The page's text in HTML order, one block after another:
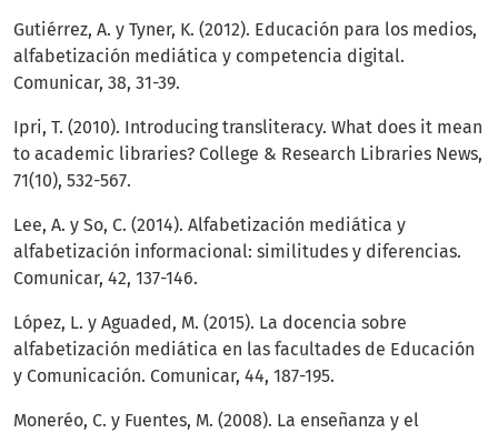
Gutiérrez, A. y Tyner, K. (2012). Educación para los medios,
alfabetización mediática y competencia digital.
Comunicar, 38, 31-39.
Ipri, T. (2010). Introducing transliteracy. What does it mean
to academic libraries? College & Research Libraries News,
71(10), 532-567.
Lee, A. y So, C. (2014). Alfabetización mediática y
alfabetización informacional: similitudes y diferencias.
Comunicar, 42, 137-146.
López, L. y Aguaded, M. (2015). La docencia sobre
alfabetización mediática en las facultades de Educación
y Comunicación. Comunicar, 44, 187-195.
Moneréo, C. y Fuentes, M. (2008). La enseñanza y el